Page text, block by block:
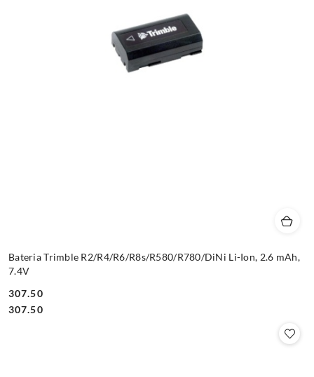
Bateria Trimble R2/R4/R6/R8s/R580/R780/DiNi Li-Ion, 2.6 mAh,
7.4V
Cena:
307.50
Cena:
307.50